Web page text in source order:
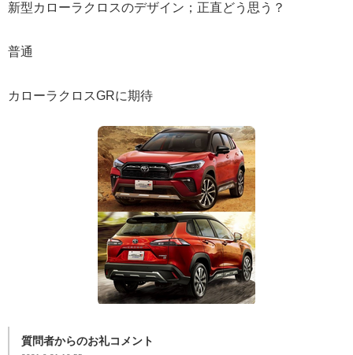
新型カローラクロスのデザイン；正直どう思う？
普通
カローラクロスGRに期待
質問者からのお礼コメント